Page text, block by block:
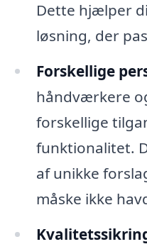
Dette hjælper
løsning, der
Forskellige
håndværkere
forskellige
funktionalitet.
af unikke
måske ikke